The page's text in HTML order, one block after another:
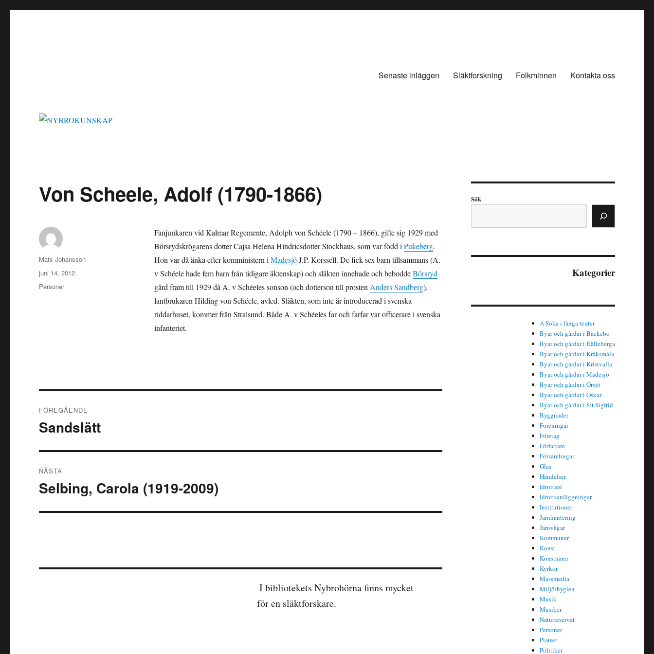
Senaste inläggen Släktforskning Folkminnen Kontakta oss
Von Scheele, Adolf (1790-1866)
Fanjunkaren vid Kalmar Regemente, Adolph von Schéele (1790 – 1866), gifte sig 1929 med
Börsrydskrögarens dotter Cajsa Helena Hindricsdotter Stockhaus, som var född iPukeberg.
Hon var då änka efter komministern iMadesjöJ.P. Korssell. De fick sex barn tillsammans (A.
v Schéele hade fem barn från tidigare äktenskap) och släkten innehade och beboddeBörsryd
gård fram till 1929 då A. v Schéeles sonson (och dotterson till prostenAnders Sandberg),
lantbrukaren Hilding von Schéele, avled. Släkten, som inte är introducerad i svenska
riddarhuset, kommer från Stralsund. Både A. v Schéeles far och farfar var officerare i svenska
infanteriet.
Författare
Mats Johansson
Publicerat
den
juni 14, 2012
Kategorier
Personer
FÖREGÅENDE
Föregående
Sandslätt
NÄSTA
Nästa
Selbing, Carola (1919-2009)
I bibliotekets Nybrohörna finns mycket
för en släktforskare.
Sök
Kategorier
A Söka i långa texter
Byar och gårdar i Bäckebo
Byar och gårdar i Hälleberga
Byar och gårdar i Kråksmåla
Byar och gårdar i Kristvalla
Byar och gårdar i Madesjö
Byar och gårdar i Örsjö
Byar och gårdar i Oskar
Byar och gårdar i S:t Sigfrid
Byggnader
Föreningar
Företag
Författare
Församlingar
Glas
Händelser
Idrottare
Idrottsanläggningar
Institutioner
Järnhantering
Järnvägar
Kommuner
Konst
Konstnärer
Kyrkor
Massmedia
Miljö/hygien
Musik
Musiker
Naturreservat
Personer
Platser
Politiker